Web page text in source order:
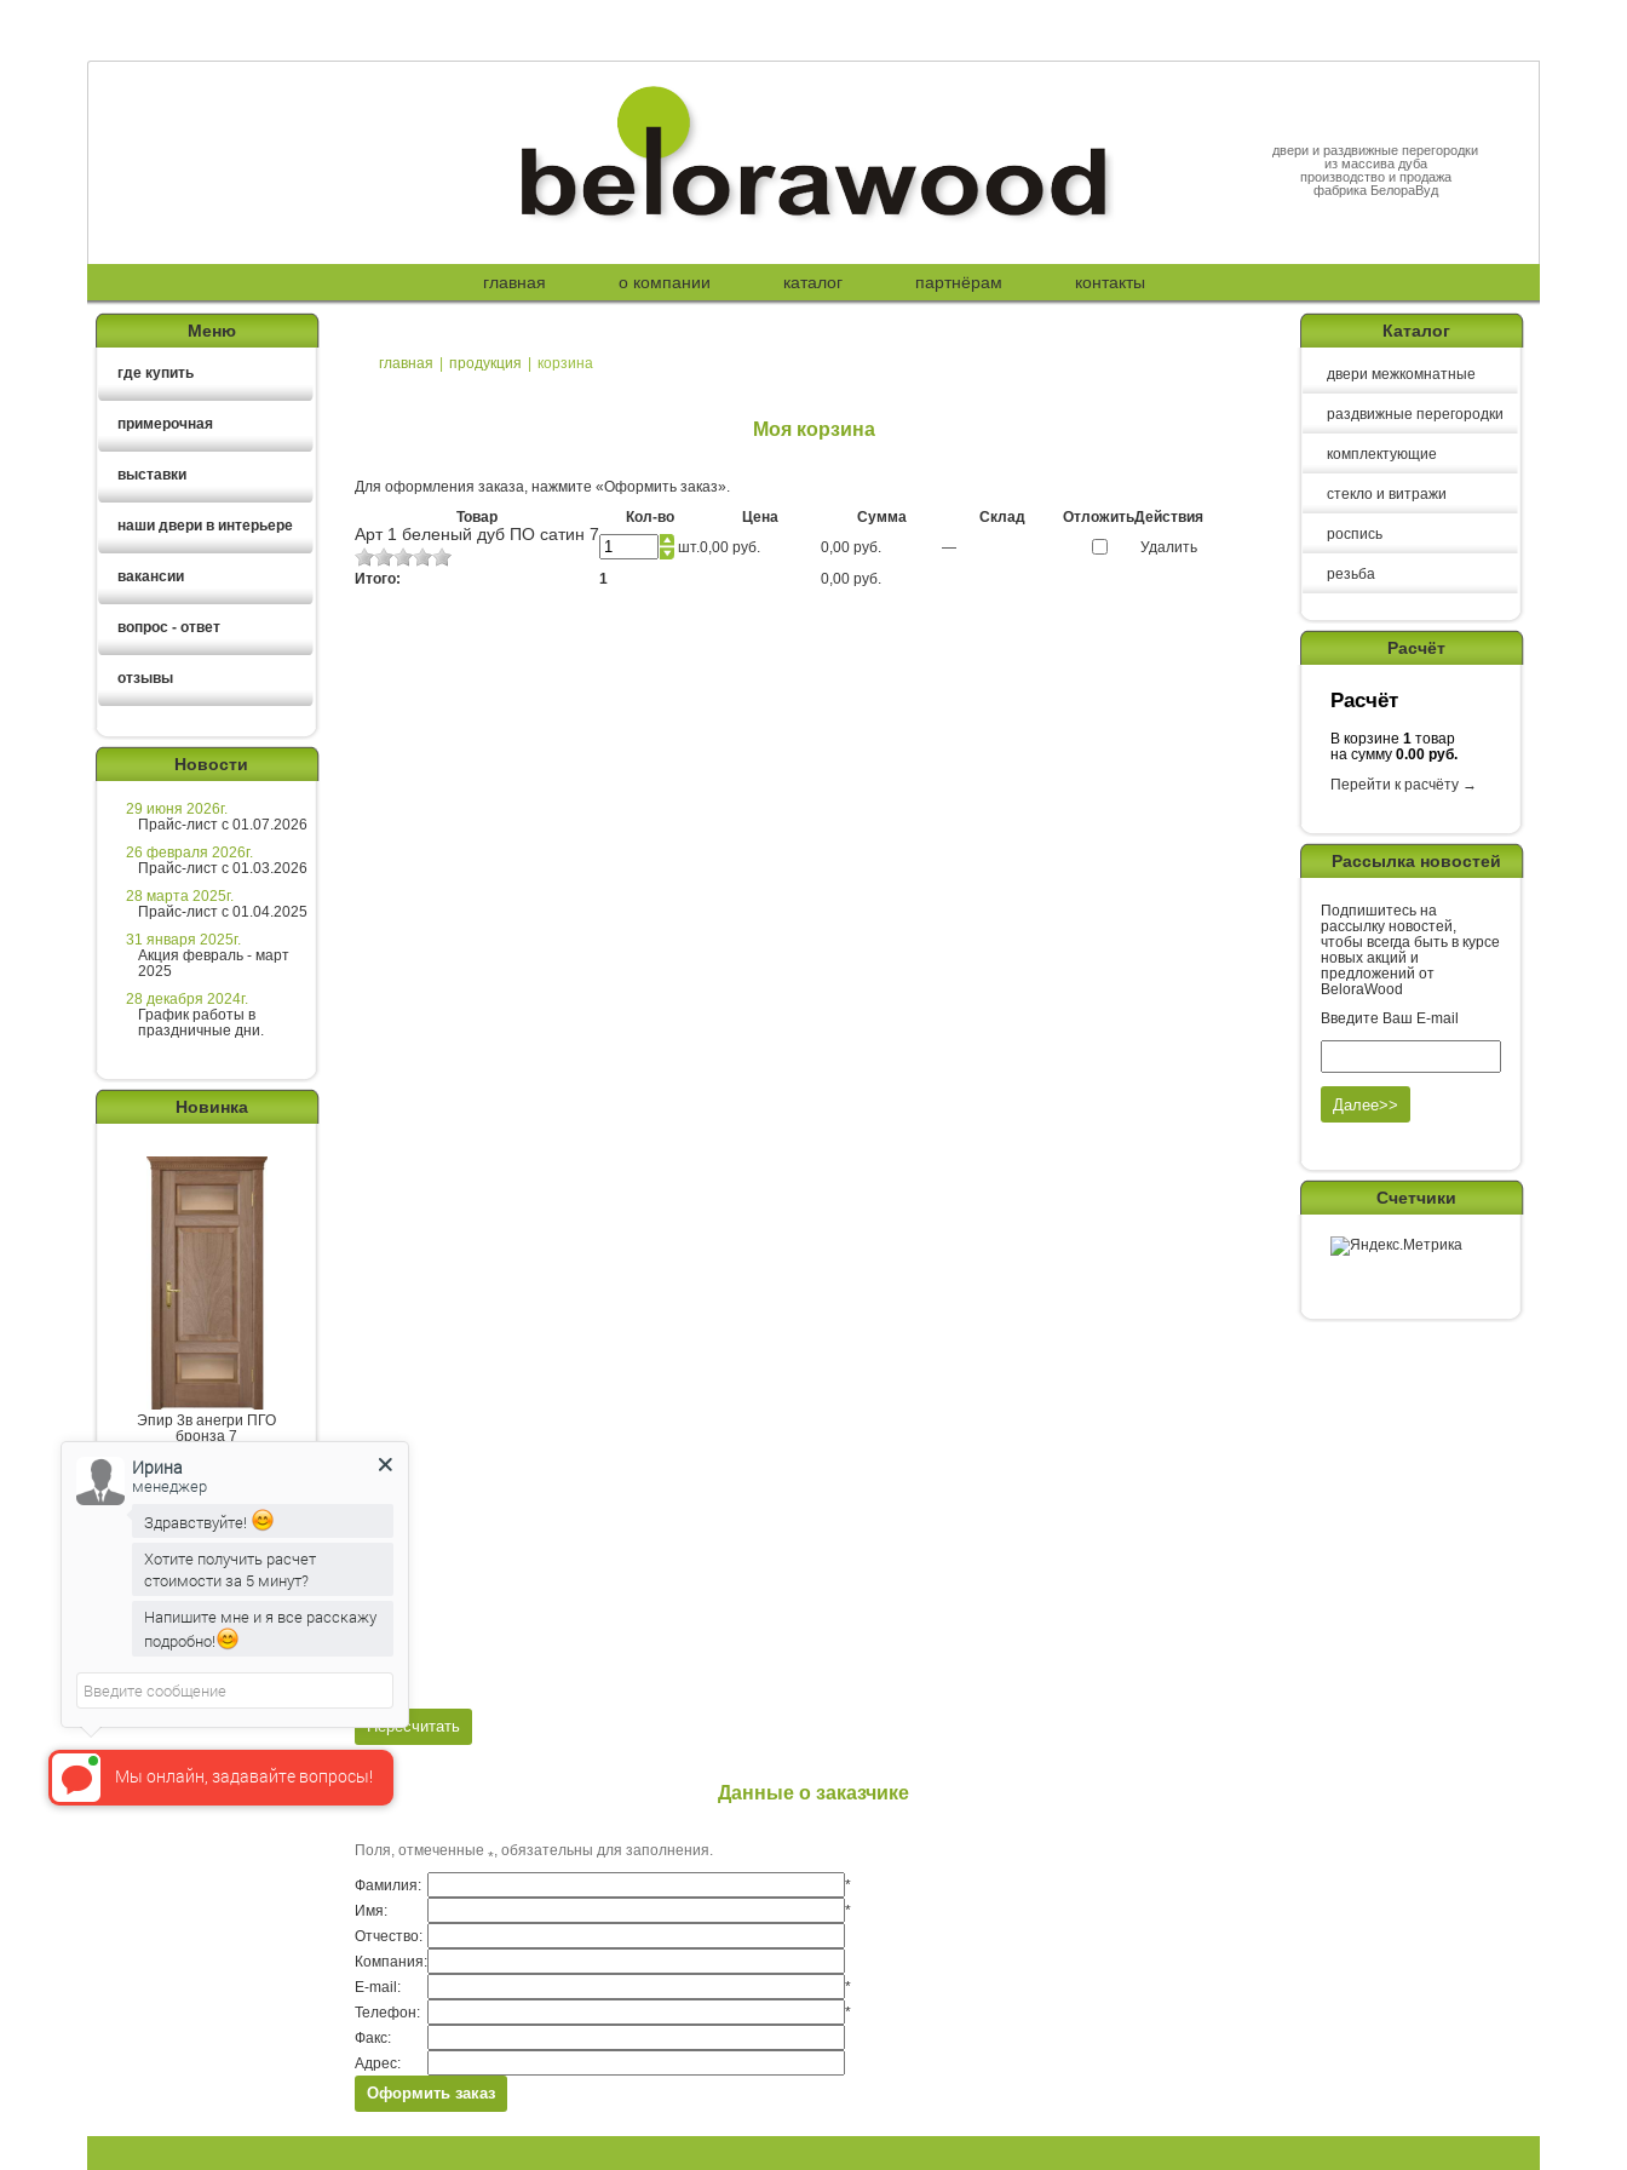
двери и раздвижные перегородки
из массива дуба
производство и продажа
фабрика БелораВуд
главная о компании каталог партнёрам контакты
Меню
где купить
примерочная
выставки
наши двери в интерьере
вакансии
вопрос - ответ
отзывы
Новости
29 июня 2026г.
Прайс-лист с 01.07.2026
26 февраля 2026г.
Прайс-лист с 01.03.2026
28 марта 2025г.
Прайс-лист с 01.04.2025
31 января 2025г.
Акция февраль - март
2025
28 декабря 2024г.
График работы в
праздничные дни.
Новинка
Эпир 3в анегри ПГО
бронза 7
RSS новости
Подпишитесь на канал
новостей от Belorawood
Каталог
двери межкомнатные
раздвижные перегородки
комплектующие
стекло и витражи
роспись
резьба
Расчёт
Расчёт
В корзине 1 товар
на сумму 0.00 руб.
Перейти к расчёту →
Рассылка новостей
Подпишитесь на
рассылку новостей,
чтобы всегда быть в курсе
новых акций и
предложений от
BeloraWood
Введите Ваш E-mail
Счетчики
главная | продукция | корзина
Моя корзина
Для оформления заказа, нажмите «Оформить заказ».
Товар
Кол-во Цена Сумма Склад ОтложитьДействия
Арт 1 беленый дуб ПО сатин 7
шт.0,00 руб. 0,00 руб. —
Удалить
Итого:
1 0,00 руб.
Данные о заказчике
Поля, отмеченные * , обязательны для заполнения.
Фамилия:
*
Имя:
*
Отчество:
Компания:
E-mail:
*
Телефон:
*
Факс:
Адрес:
Мы онлайн, задавайте вопросы!
Ирина
менеджер
Здравствуйте!
Хотите получить расчет
стоимости за 5 минут?
Напишите мне и я все расскажу
подробно!